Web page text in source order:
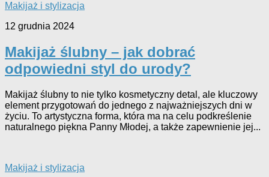
Makijaż i stylizacja
12 grudnia 2024
Makijaż ślubny – jak dobrać
odpowiedni styl do urody?
Makijaż ślubny to nie tylko kosmetyczny detal, ale kluczowy
element przygotowań do jednego z najważniejszych dni w
życiu. To artystyczna forma, która ma na celu podkreślenie
naturalnego piękna Panny Młodej, a także zapewnienie jej...
Makijaż i stylizacja